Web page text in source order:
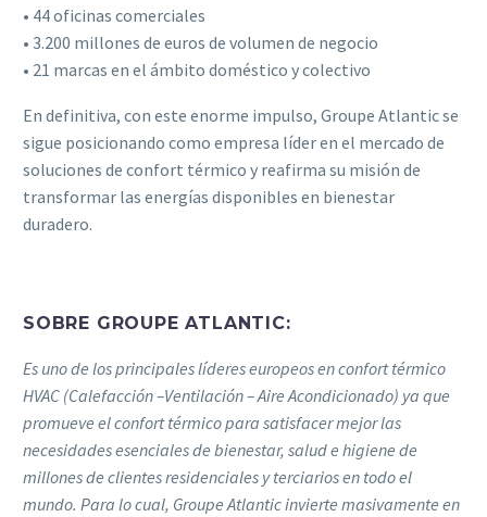
• 44 oficinas comerciales
• 3.200 millones de euros de volumen de negocio
• 21 marcas en el ámbito doméstico y colectivo
En definitiva, con este enorme impulso, Groupe Atlantic se
sigue posicionando como empresa líder en el mercado de
soluciones de confort térmico y reafirma su misión de
transformar las energías disponibles en bienestar
duradero.
SOBRE GROUPE ATLANTIC:
Es uno de los principales líderes europeos en confort térmico
HVAC (Calefacción –Ventilación – Aire Acondicionado) ya que
promueve el confort térmico para satisfacer mejor las
necesidades esenciales de bienestar, salud e higiene de
millones de clientes residenciales y terciarios en todo el
mundo. Para lo cual, Groupe Atlantic invierte masivamente en